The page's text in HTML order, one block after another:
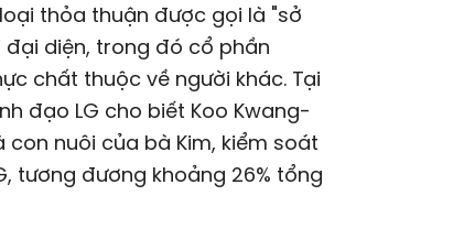
diện, trong đó cổ phần
chất thuộc về người khác. Tại
đạo LG cho biết Koo Kwang-
con nuôi của bà Kim, kiểm soát
tương đương khoảng 26% tổng